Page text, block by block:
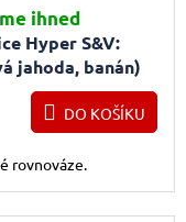
Hyper S&V:
jahoda, banán)
ihned
DO KOŠÍKU
rovnováze.